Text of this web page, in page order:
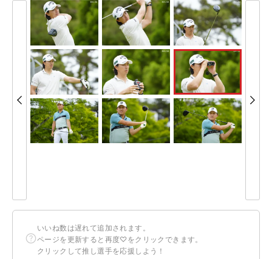
いいね数は遅れて追加されます。
ページを更新すると再度♡をクリックできます。
クリックして推し選手を応援しよう！